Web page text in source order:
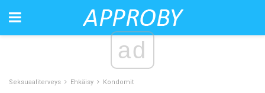
ad
Seksuaaliterveys Ehkäisy Kondomit